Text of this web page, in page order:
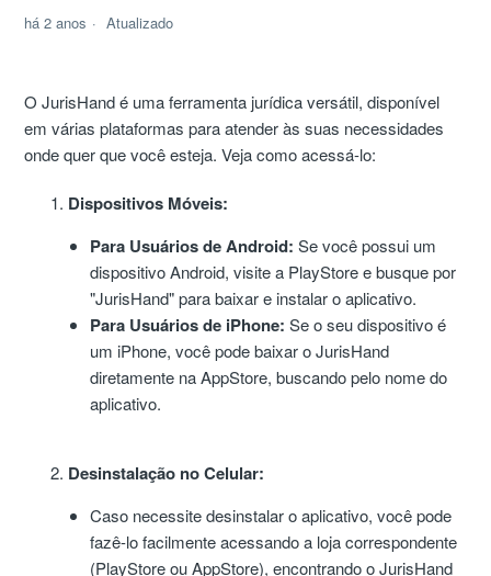
há 2 anos Atualizado
O JurisHand é uma ferramenta jurídica versátil, disponível
em várias plataformas para atender às suas necessidades
onde quer que você esteja. Veja como acessá-lo:
Dispositivos Móveis:
Para Usuários de Android: Se você possui um
dispositivo Android, visite a PlayStore e busque por
"JurisHand" para baixar e instalar o aplicativo.
Para Usuários de iPhone: Se o seu dispositivo é
um iPhone, você pode baixar o JurisHand
diretamente na AppStore, buscando pelo nome do
aplicativo.
Desinstalação no Celular:
Caso necessite desinstalar o aplicativo, você pode
fazê-lo facilmente acessando a loja correspondente
(PlayStore ou AppStore), encontrando o JurisHand